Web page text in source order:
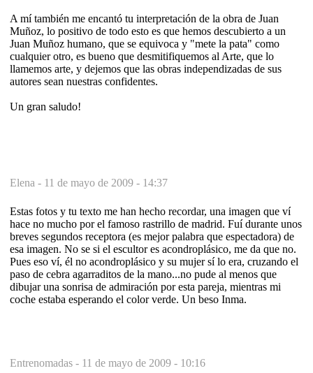
A mí también me encantó tu interpretación de la obra de Juan
Muñoz, lo positivo de todo esto es que hemos descubierto a un
Juan Muñoz humano, que se equivoca y "mete la pata" como
cualquier otro, es bueno que desmitifiquemos al Arte, que lo
llamemos arte, y dejemos que las obras independizadas de sus
autores sean nuestras confidentes.
Un gran saludo!
Elena - 11 de mayo de 2009 - 14:37
Estas fotos y tu texto me han hecho recordar, una imagen que ví
hace no mucho por el famoso rastrillo de madrid. Fuí durante unos
breves segundos receptora (es mejor palabra que espectadora) de
esa imagen. No se si el escultor es acondroplásico, me da que no.
Pues eso ví, él no acondroplásico y su mujer sí lo era, cruzando el
paso de cebra agarraditos de la mano...no pude al menos que
dibujar una sonrisa de admiración por esta pareja, mientras mi
coche estaba esperando el color verde. Un beso Inma.
Entrenomadas - 11 de mayo de 2009 - 10:16